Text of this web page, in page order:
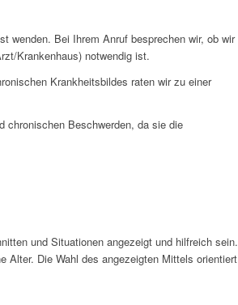
wenden. Bei Ihrem Anruf besprechen wir, ob wir
Krankenhaus) notwendig ist.
Krankheitsbildes raten wir zu einer
chronischen Beschwerden, da sie die
und Situationen angezeigt und hilfreich sein.
Alter. Die Wahl des angezeigten Mittels orientiert